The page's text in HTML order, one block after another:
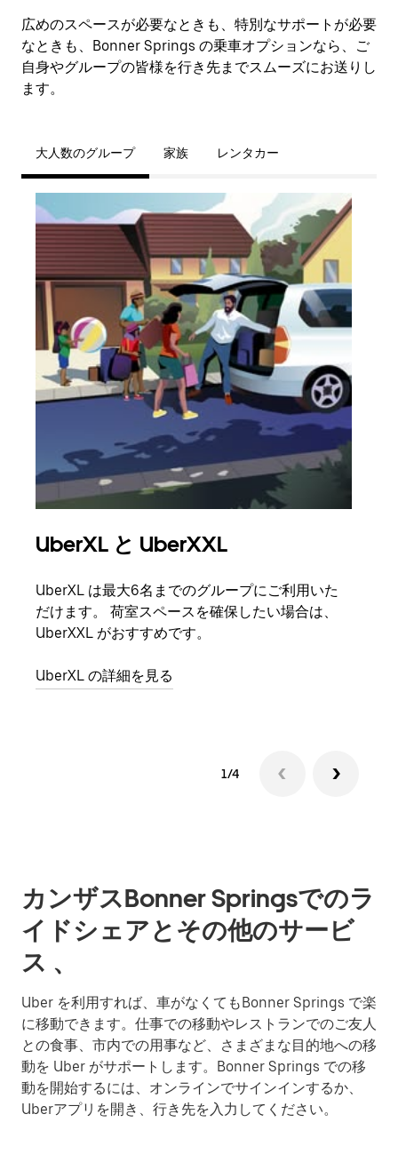
広めのスペースが必要なときも、特別なサポートが必要
なときも、Bonner Springs の乗車オプションなら、ご
自身やグループの皆様を行き先までスムーズにお送りし
ます。
大人数のグループ 家族 レンタカー
UberXL と UberXXL
UberXL は最大6名までのグループにご利用いた
だけます。 荷室スペースを確保したい場合は、
UberXXL がおすすめです。
UberXL の詳細を見る
1/4
カンザスBonner Springsでのラ
イドシェアとその他のサービ
ス 、
Uber を利用すれば、車がなくてもBonner Springs で楽
に移動できます。仕事での移動やレストランでのご友人
との食事、市内での用事など、さまざまな目的地への移
動を Uber がサポートします。Bonner Springs での移
動を開始するには、オンラインでサインインするか、
Uberアプリを開き、行き先を入力してください。